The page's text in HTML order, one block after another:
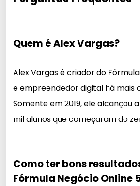
Quem é Alex Vargas?
Alex Vargas é criador do
e empreendedor digital há mais
Somente em 2019, ele alcançou
mil alunos que começaram do
Como ter bons
Fórmula Negócio Online